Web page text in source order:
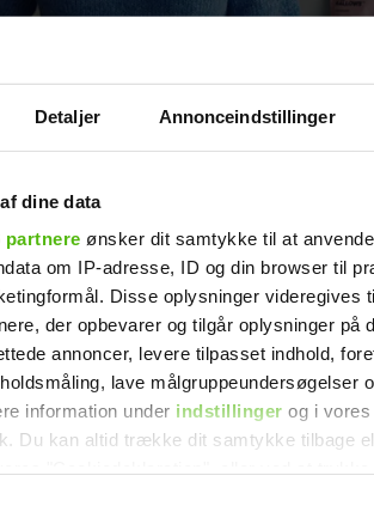
Detaljer Annonceindstillinger
dine data
partnere ønsker dit samtykke til at
om IP-adresse, ID og din browser til
Disse oplysninger videregives
der opbevarer og tilgår oplysninger på
annoncer, levere tilpasset indhold,
lave målgruppeundersøgelser
information under indstillinger og i vores
Du kan altid trække dit samtykke tilbage
aldrig ønsket, at jeg